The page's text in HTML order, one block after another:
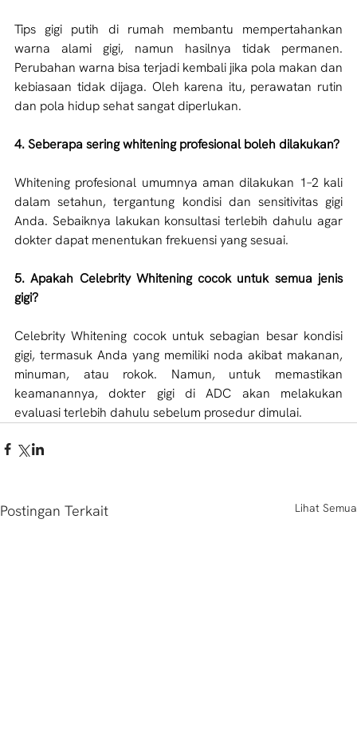
Tips gigi putih di rumah membantu mempertahankan
warna alami gigi, namun hasilnya tidak permanen.
Perubahan warna bisa terjadi kembali jika pola makan dan
kebiasaan tidak dijaga. Oleh karena itu, perawatan rutin
dan pola hidup sehat sangat diperlukan.
4. Seberapa sering whitening profesional boleh dilakukan?
Whitening profesional umumnya aman dilakukan 1–2 kali
dalam setahun, tergantung kondisi dan sensitivitas gigi
Anda. Sebaiknya lakukan konsultasi terlebih dahulu agar
dokter dapat menentukan frekuensi yang sesuai.
5. Apakah Celebrity Whitening cocok untuk semua jenis
gigi?
Celebrity Whitening cocok untuk sebagian besar kondisi
gigi, termasuk Anda yang memiliki noda akibat makanan,
minuman, atau rokok. Namun, untuk memastikan
keamanannya, dokter gigi di ADC akan melakukan
evaluasi terlebih dahulu sebelum prosedur dimulai.
Postingan Terkait Lihat Semua